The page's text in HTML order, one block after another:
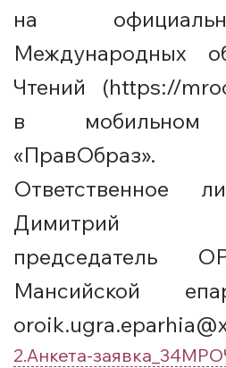
на
Международных
Чтений (https://
в мобильном
«ПравОбраз».
Ответственное
Димитрий
председатель
Мансийской
2.Анкета-